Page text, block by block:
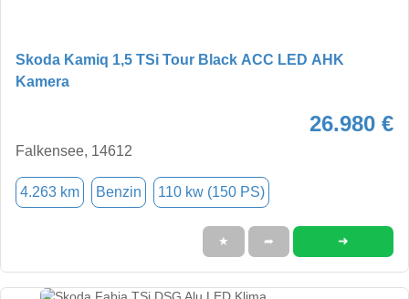
Skoda Kamiq 1,5 TSi Tour Black ACC LED AHK
Kamera
26.980 €
Falkensee, 14612
4.263 km Benzin 110 kw (150 PS)
★ ➦ ➜